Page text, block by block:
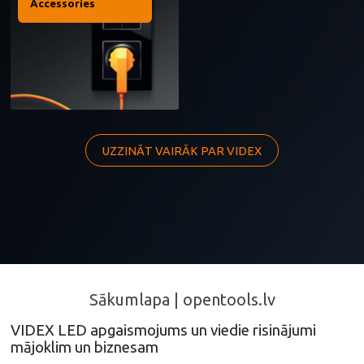
lietots, regulāri uzlādējiet
akumulatoru, vismaz reizi 3–
Accessories
UZZINĀT VAIRĀK PAR VIDEX
Sākumlapa | opentools.lv
VIDEX LED apgaismojums un viedie risinājumi
mājoklim un biznesam